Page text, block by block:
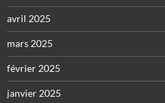
avril 2025
mars 2025
février 2025
janvier 2025